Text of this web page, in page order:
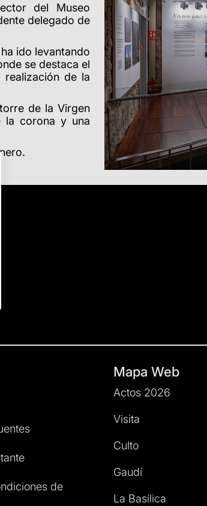
del Museo
delegado de
ido levantando
se destaca el
de la
de la Virgen
la corona y una
de
Mapa Web
Actos 2026
Visita
Culto
Gaudí
La Basílica